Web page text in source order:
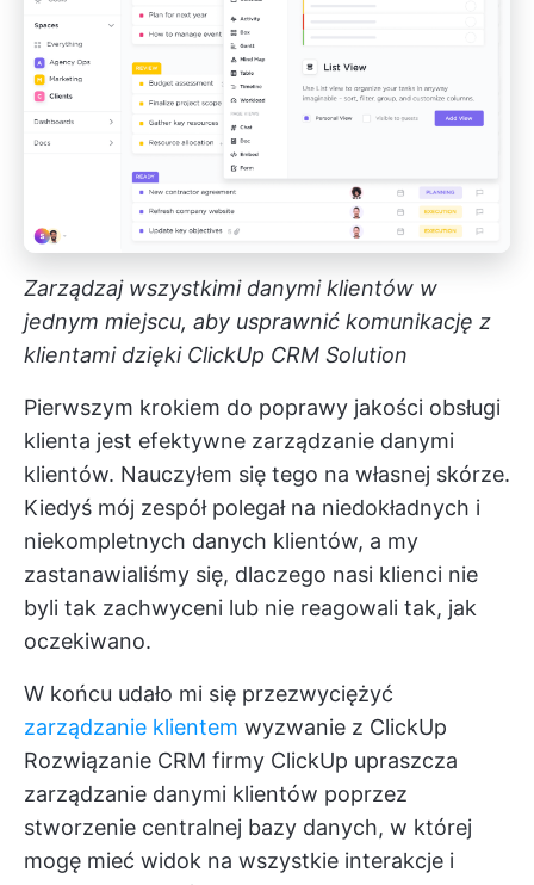
Zarządzaj wszystkimi danymi klientów w
jednym miejscu, aby usprawnić komunikację z
klientami dzięki ClickUp CRM Solution
Pierwszym krokiem do poprawy jakości obsługi
klienta jest efektywne zarządzanie danymi
klientów. Nauczyłem się tego na własnej skórze.
Kiedyś mój zespół polegał na niedokładnych i
niekompletnych danych klientów, a my
zastanawialiśmy się, dlaczego nasi klienci nie
byli tak zachwyceni lub nie reagowali tak, jak
oczekiwano.
W końcu udało mi się przezwyciężyć
zarządzanie klientem wyzwanie z ClickUp
Rozwiązanie CRM firmy ClickUp upraszcza
zarządzanie danymi klientów poprzez
stworzenie centralnej bazy danych, w której
mogę mieć widok na wszystkie interakcje i